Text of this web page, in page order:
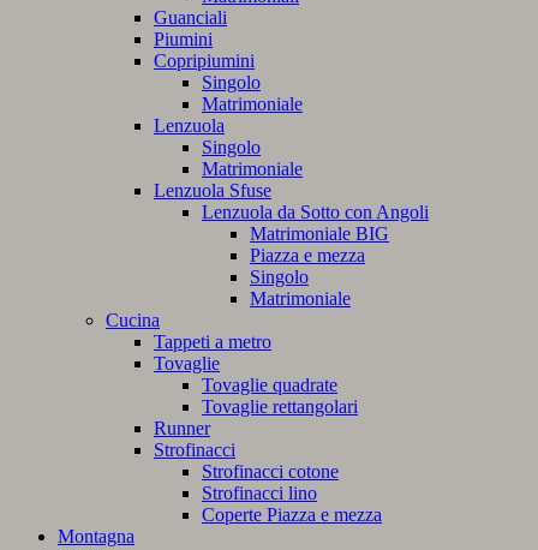
Guanciali
Piumini
Copripiumini
Singolo
Matrimoniale
Lenzuola
Singolo
Matrimoniale
Lenzuola Sfuse
Lenzuola da Sotto con Angoli
Matrimoniale BIG
Piazza e mezza
Singolo
Matrimoniale
Cucina
Tappeti a metro
Tovaglie
Tovaglie quadrate
Tovaglie rettangolari
Runner
Strofinacci
Strofinacci cotone
Strofinacci lino
Coperte Piazza e mezza
Montagna